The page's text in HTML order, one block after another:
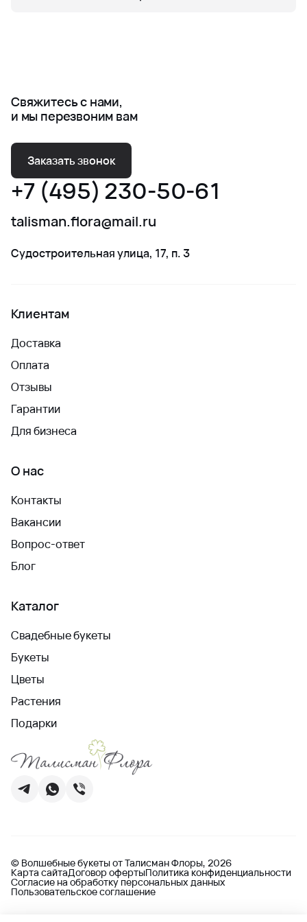
Свяжитесь с нами,
и мы перезвоним вам
Заказать звонок
+7 (495) 230-50-61
talisman.flora@mail.ru
Судостроительная улица, 17, п. 3
Клиентам
Доставка
Оплата
Отзывы
Гарантии
Для бизнеса
О нас
Контакты
Вакансии
Вопрос-ответ
Блог
Каталог
Свадебные букеты
Букеты
Цветы
Растения
Подарки
© Волшебные букеты от Талисман Флоры, 2026
Карта сайтаДоговор офертыПолитика конфиденциальности
Согласие на обработку персональных данных
Пользовательское соглашение